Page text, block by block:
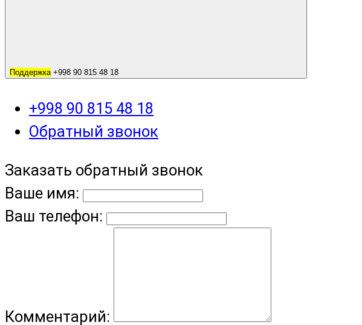
Поддержка+998 90 815 48 18
+998 90 815 48 18
Обратный звонок
Заказать обратный звонок
Ваше имя:
Ваш телефон:
Комментарий: